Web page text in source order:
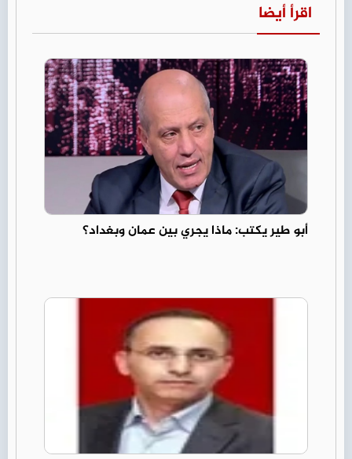
اقرأ أيضا
أبو طير يكتب: ماذا يجري بين عمان وبغداد؟